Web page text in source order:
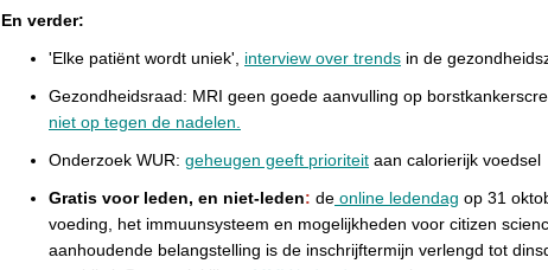
En verder:
'Elke patiënt wordt uniek', interview over trends in de
Gezondheidsraad: MRI geen goede aanvulling op
niet op tegen de nadelen.
Onderzoek WUR: geheugen geeft prioriteit aan calorierijk voedsel
Gratis voor leden, en niet-leden: de online ledendag op 31
voeding, het immuunsysteem en mogelijkheden voor citizen
aanhoudende belangstelling is de inschrijftermijn verlengd tot